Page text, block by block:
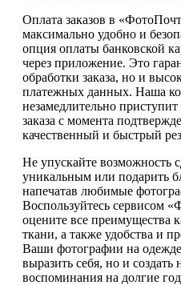
Оплата заказов в
максимально удобно и
опция оплаты банковской
через приложение. Это
обработки заказа, но и
платежных данных. Наша
незамедлительно
заказа с момента
качественный и быстрый
Не упускайте возможность
уникальным или подарить
напечатав любимые
Воспользуйтесь сервисом
оцените все преимущества
ткани, а также удобства и
Ваши фотографии на одежде
выразить себя, но и
воспоминания на долгие